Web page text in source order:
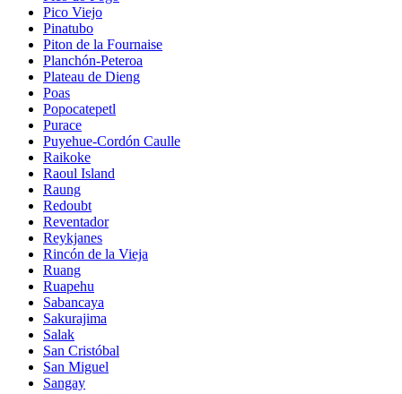
Pico Viejo
Pinatubo
Piton de la Fournaise
Planchón-Peteroa
Plateau de Dieng
Poas
Popocatepetl
Purace
Puyehue-Cordón Caulle
Raikoke
Raoul Island
Raung
Redoubt
Reventador
Reykjanes
Rincón de la Vieja
Ruang
Ruapehu
Sabancaya
Sakurajima
Salak
San Cristóbal
San Miguel
Sangay